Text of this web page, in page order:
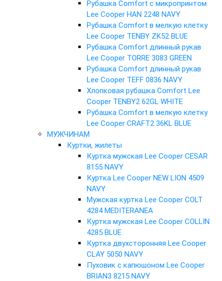
Рубашка Comfort с микропринтом
Lee Cooper HAN 2248 NAVY
Рубашка Comfort в мелкую клетку
Lee Cooper TENBY ZK52 BLUE
Рубашка Comfort длинный рукав
Lee Cooper TORRE 3083 GREEN
Рубашка Comfort длинный рукав
Lee Cooper TEFF 0836 NAVY
Хлопковая рубашка Comfort Lee
Cooper TENBY2 62GL WHITE
Рубашка Comfort в мелкую клетку
Lee Cooper CRAFT2 36KL BLUE
МУЖЧИНАМ
Куртки, жилеты
Куртка мужская Lee Cooper CESAR
8155 NAVY
Куртка Lee Cooper NEW LION 4509
NAVY
Мужская куртка Lee Cooper COLT
4284 MEDITERANEA
Куртка мужская Lee Cooper COLLIN
4285 BLUE
Куртка двухсторонняя Lee Cooper
CLAY 5050 NAVY
Пуховик с капюшоном Lee Cooper
BRIAN3 8215 NAVY